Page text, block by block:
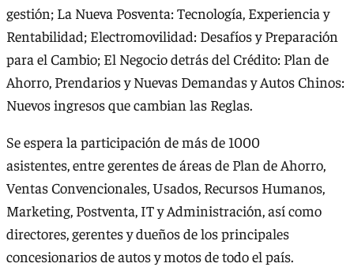
gestión; La Nueva Posventa: Tecnología, Experiencia y
Rentabilidad; Electromovilidad: Desafíos y Preparación
para el Cambio; El Negocio detrás del Crédito: Plan de
Ahorro, Prendarios y Nuevas Demandas y Autos Chinos:
Nuevos ingresos que cambian las Reglas.
Se espera la participación de más de 1000
asistentes, entre gerentes de áreas de Plan de Ahorro,
Ventas Convencionales, Usados, Recursos Humanos,
Marketing, Postventa, IT y Administración, así como
directores, gerentes y dueños de los principales
concesionarios de autos y motos de todo el país.